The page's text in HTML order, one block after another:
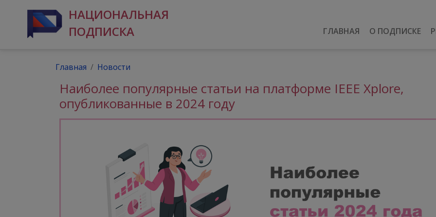
НАЦИОНАЛЬНАЯ
ПОДПИСКА
ГЛАВНАЯ О ПОДПИСКЕ
Главная Новости
Наиболее популярные статьи на платформе IEEE Xplore,
опубликованные в 2024 году